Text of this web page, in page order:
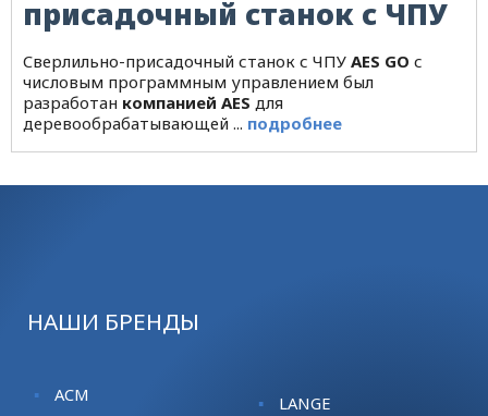
присадочный станок с ЧПУ
Cверлильно-присадочный станок с ЧПУ AES GO с
числовым программным управлением был
разработан компанией AES для
деревообрабатывающей ... подробнее
НАШИ БРЕНДЫ
ACM
LANGE